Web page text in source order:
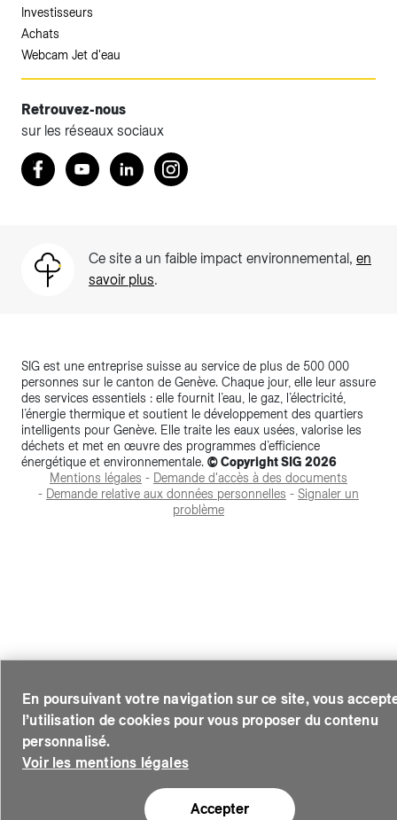
Accepter
En poursuivant votre navigation sur ce site, vous
l’utilisation de cookies pour vous proposer du contenu
personnalisé.
Voir les mentions légales
Investisseurs
Achats
Webcam Jet d'eau
Retrouvez-nous
sur les réseaux sociaux
Retrouvez nous sur Facebook
YoutubeLinkedInInstagram
Ce site a un faible impact environnemental, en
savoir plus.
SIG est une entreprise suisse au service de plus de 500 000
personnes sur le canton de Genève. Chaque jour, elle leur assure
des services essentiels : elle fournit l’eau, le gaz, l’électricité,
l’énergie thermique et soutient le développement des quartiers
intelligents pour Genève. Elle traite les eaux usées, valorise les
déchets et met en œuvre des programmes d’efficience
énergétique et environnementale. © Copyright SIG 2026
Mentions légales - Demande d'accès à des documents
- Demande relative aux données personnelles - Signaler un
problème
Accéder à votre espace client SIG.
Votre espace client SIG n'est pas optimisé pour une
Ou si vous souhaitez quand même continuer, cliquez sur le
ci-dessous.
Ne plus demander